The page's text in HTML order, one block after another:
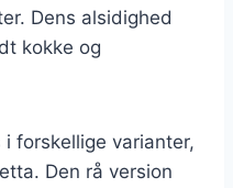
Dens alsidighed
kokke og
forskellige varianter,
Den rå version